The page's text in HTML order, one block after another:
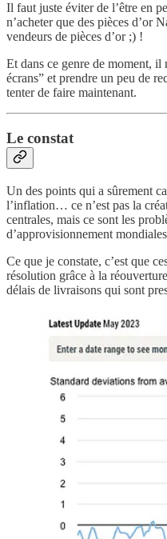
Il faut juste éviter de l’être en
n’acheter que des pièces d’or
vendeurs de pièces d’or ;) !
Et dans ce genre de moment, il
écrans” et prendre un peu de
tenter de faire maintenant.
Le constat
Un des points qui a sûrement
l’inflation… ce n’est pas la
centrales, mais ce sont les
d’approvisionnement
Ce que je constate, c’est que
résolution grâce à la
délais de livraisons qui sont